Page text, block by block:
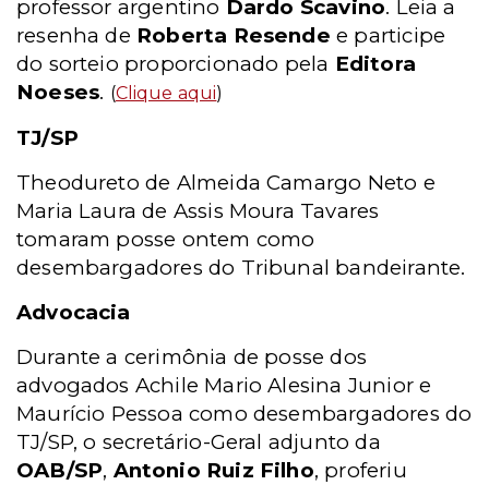
professor argentino Dardo Scavino. Leia a
resenha de Roberta Resende e participe
do sorteio proporcionado pela Editora
Noeses. (Clique aqui)
TJ/SP
Theodureto de Almeida Camargo Neto e
Maria Laura de Assis Moura Tavares
tomaram posse ontem como
desembargadores do Tribunal bandeirante.
Advocacia
Durante a cerimônia de posse dos
advogados Achile Mario Alesina Junior e
Maurício Pessoa como desembargadores do
TJ/SP, o secretário-Geral adjunto da
OAB/SP, Antonio Ruiz Filho, proferiu